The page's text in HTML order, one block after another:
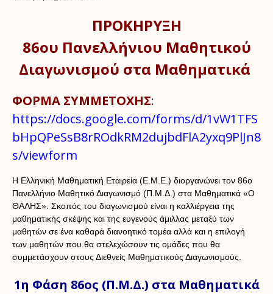
ΠΡΟΚΗΡΥΞΗ
86ου Πανελλήνιου Μαθητικού
Διαγωνισμού στα Μαθηματικά
ΦΟΡΜΑ ΣΥΜΜΕΤΟΧΗΣ:
https://docs.google.com/forms/d/1vW1TFS
bHpQPeSsB8rROdkRM2dujbdFlA2yxq9PlJn8
s/viewform
Η Ελληνική Μαθηματική Εταιρεία (Ε.Μ.Ε.) διοργανώνει τον 86ο
Πανελλήνιο Μαθητικό Διαγωνισμό (Π.Μ.Δ.) στα Μαθηματικά «Ο
ΘΑΛΗΣ». Σκοπός του διαγωνισμού είναι η καλλιέργεια της
μαθηματικής σκέψης και της ευγενούς άμιλλας μεταξύ των
μαθητών σε ένα καθαρά διανοητικό τομέα αλλά και η επιλογή
των μαθητών που θα στελεχώσουν τις ομάδες που θα
συμμετάσχουν στους Διεθνείς Μαθηματικούς Διαγωνισμούς.
1η Φάση 86ος (Π.Μ.Δ.) στα Μαθηματικά